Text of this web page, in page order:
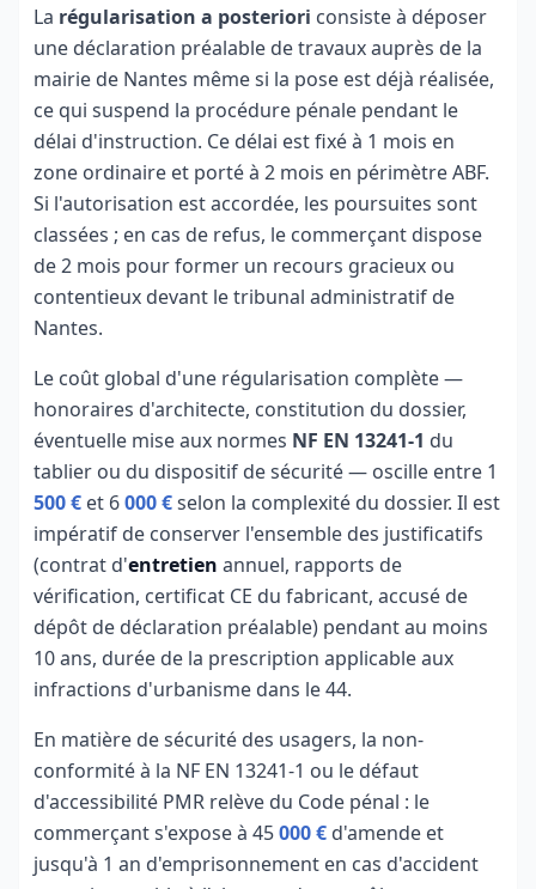
La régularisation a posteriori consiste à déposer
une déclaration préalable de travaux auprès de la
mairie de Nantes même si la pose est déjà réalisée,
ce qui suspend la procédure pénale pendant le
délai d'instruction. Ce délai est fixé à 1 mois en
zone ordinaire et porté à 2 mois en périmètre ABF.
Si l'autorisation est accordée, les poursuites sont
classées ; en cas de refus, le commerçant dispose
de 2 mois pour former un recours gracieux ou
contentieux devant le tribunal administratif de
Nantes.
Le coût global d'une régularisation complète —
honoraires d'architecte, constitution du dossier,
éventuelle mise aux normes NF EN 13241-1 du
tablier ou du dispositif de sécurité — oscille entre 1
500 € et 6000 €selon la complexité du dossier. Il est
impératif de conserver l'ensemble des justificatifs
(contrat d'entretien annuel, rapports de
vérification, certificat CE du fabricant, accusé de
dépôt de déclaration préalable) pendant au moins
10 ans, durée de la prescription applicable aux
infractions d'urbanisme dans le 44.
En matière de sécurité des usagers, la non-
conformité à la NF EN 13241-1 ou le défaut
d'accessibilité PMR relève du Code pénal : le
commerçant s'expose à 45000 € d'amende et
jusqu'à 1 an d'emprisonnement en cas d'accident